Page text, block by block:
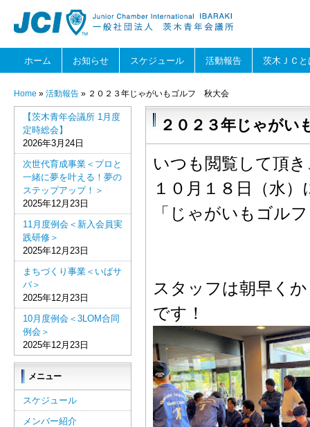
ホーム お知らせ スケジュール 活動報告 茨木ＪＣと
Home » 活動報告 » ２０２３年じゃがいもゴルフ 秋大会
２０２３年じゃが
いつも閲覧して頂
１０月１８日（水
「じゃがいもゴル
スタッフは朝早く
です！
【茨木青年会議所 1月度
定時総会】
2026年3月24日
次世代育成事業＜プロと
一緒に夢を叶える！夢の
ステップアップ！＞
2025年12月23日
11月度例会＜新入会員実
践研修＞
2025年12月23日
まちづくり事業＜いばサ
バ＞
2025年12月23日
10月度例会＜3LOM合同
例会＞
2025年12月23日
メニュー
スケジュール
メンバー紹介